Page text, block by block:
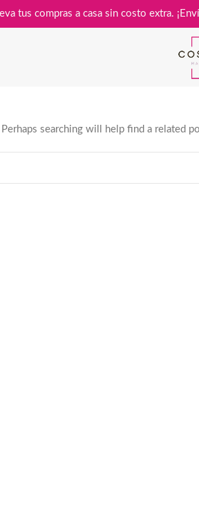
Lleva tus compras a casa sin costo
searching will help find a related